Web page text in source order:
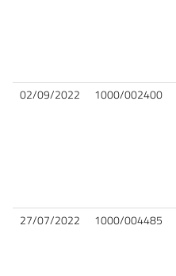
02/09/2022 1000/002400
27/07/2022 1000/004485